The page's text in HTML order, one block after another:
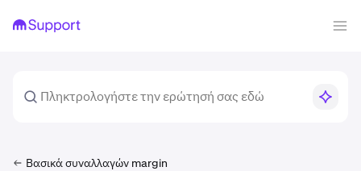
Βασικά συναλλαγών margin